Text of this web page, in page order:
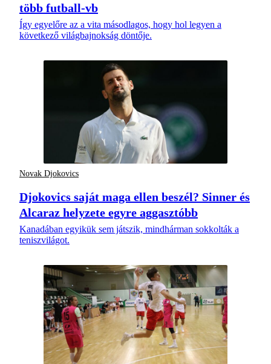
több futball-vb
Így egyelőre az a vita másodlagos, hogy hol legyen a
következő világbajnokság döntője.
Novak Djokovics
Djokovics saját maga ellen beszél? Sinner és
Alcaraz helyzete egyre aggasztóbb
Kanadában egyikük sem játszik, mindhárman sokkolták a
teniszvilágot.